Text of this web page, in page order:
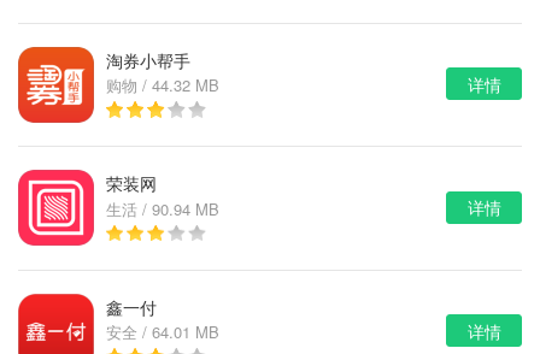
淘券小帮手
购物 / 44.32 MB 详情
荣装网
生活 / 90.94 MB 详情
鑫一付
安全 / 64.01 MB 详情